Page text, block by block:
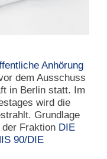
Anhörung
dem Ausschuss
in Berlin statt. Im
wird die
Grundlage
Fraktion DIE
90/DIE